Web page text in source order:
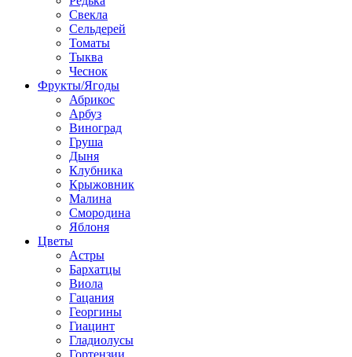
Свекла
Сельдерей
Томаты
Тыква
Чеснок
Фрукты/Ягоды
Абрикос
Арбуз
Виноград
Груша
Дыня
Клубника
Крыжовник
Малина
Смородина
Яблоня
Цветы
Астры
Бархатцы
Виола
Гацания
Георгины
Гиацинт
Гладиолусы